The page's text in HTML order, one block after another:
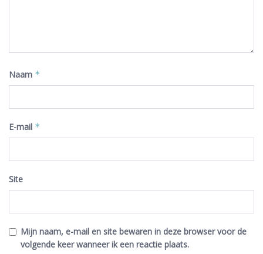
Naam *
E-mail *
Site
Mijn naam, e-mail en site bewaren in deze browser voor de
volgende keer wanneer ik een reactie plaats.